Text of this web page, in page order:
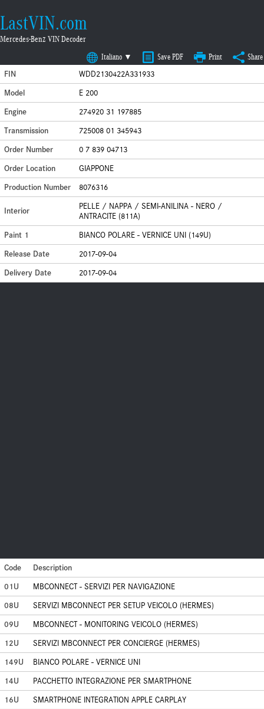
LastVIN.com
Mercedes-Benz VIN Decoder
Italiano ▼ Save PDF Print Share
FIN
WDD2130422A331933
Model
E 200
Engine
274920 31 197885
Transmission
725008 01 345943
Order Number
0 7 839 04713
Order Location
GIAPPONE
Production Number
8076316
Interior
PELLE / NAPPA / SEMI-ANILINA - NERO /
ANTRACITE (811A)
Paint 1
BIANCO POLARE - VERNICE UNI (149U)
Release Date
2017-09-04
Delivery Date
2017-09-04
Code
Description
01U
MBCONNECT - SERVIZI PER NAVIGAZIONE
08U
SERVIZI MBCONNECT PER SETUP VEICOLO (HERMES)
09U
MBCONNECT - MONITORING VEICOLO (HERMES)
12U
SERVIZI MBCONNECT PER CONCIERGE (HERMES)
149U
BIANCO POLARE - VERNICE UNI
14U
PACCHETTO INTEGRAZIONE PER SMARTPHONE
16U
SMARTPHONE INTEGRATION APPLE CARPLAY